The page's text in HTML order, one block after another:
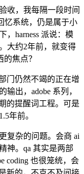
，我每隔一段时间
忆系统，仍是属于小
，harness 派说：模
大约2年前，就变得
焦点？
仍然不竭的正在增
出，adobe 系列，
的提醒词工程。可是
年前。
杂的问题。会商 ai
神。qa 其实是两部
coding 也很笼统，会